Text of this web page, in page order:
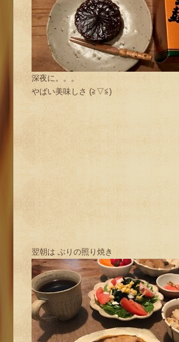
深夜に。。。
やばい美味しさ (≧▽≦)
翌朝は ぶりの照り焼き